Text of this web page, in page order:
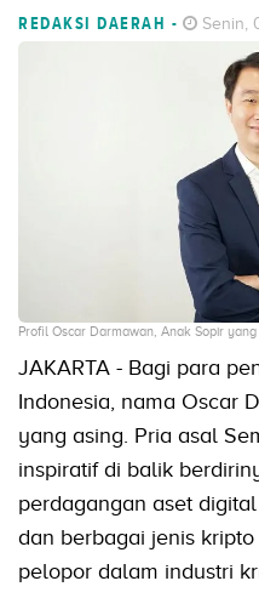
REDAKSI DAERAH - Senin,
Profil Oscar Darmawan, Anak Sopir
JAKARTA - Bagi para
Indonesia, nama Oscar
yang asing. Pria asal
inspiratif di balik
perdagangan aset
dan berbagai jenis
pelopor dalam industri